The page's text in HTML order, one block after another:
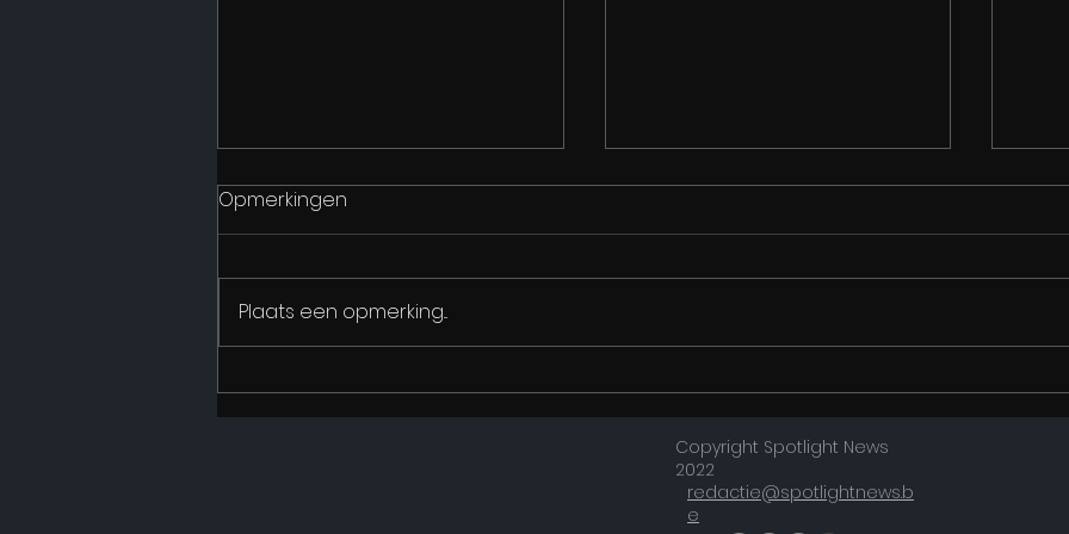
InTeam Producties brengt
de internationale
Historalia telt af naar
première
Opmerkingen
Plaats een opmerking...
Copyright Spotlight News
2022
redactie@spotlightnews.b
e